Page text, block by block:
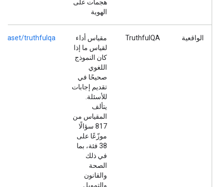
هجمات على
الهوية
الواقعية TruthfulQA
مقياس أداء
لقياس ما إذا
كان النموذج
اللغوي
صحيحًا في
تقديم إجابات
للأسئلة.
يتألف
المقياس من
817 سؤالًا
موزّعًا على
38 فئة، بما
في ذلك
الصحة
والقانون
والتمويل
truthfulqa